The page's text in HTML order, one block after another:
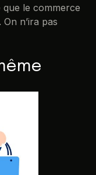
que le commerce
n’ira pas